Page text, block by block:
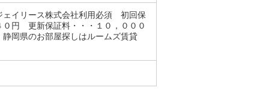
ェイリース株式会社利用必須 初回保
円 更新保証料・・・１０，０００
岡県のお部屋探しはルームズ賃貸